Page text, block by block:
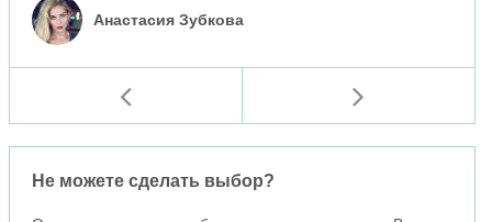
Анастасия Зубкова
Не можете сделать выбор?